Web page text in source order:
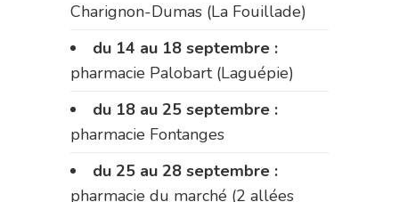
Charignon-Dumas (La Fouillade)
du 14 au 18 septembre :
pharmacie Palobart (Laguépie)
du 18 au 25 septembre :
pharmacie Fontanges
du 25 au 28 septembre :
pharmacie du marché (2 allées